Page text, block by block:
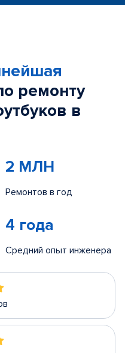
ремонту
в
2 МЛН
Ремонтов в год
4 года
Средний опыт инженера